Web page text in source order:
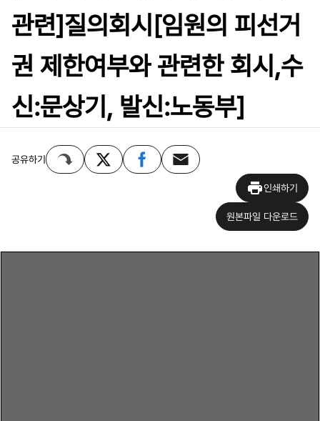
관련]질의회시[임원의 피선거
권 제한여부와 관련한 회시,수
신:문상기, 발신:노동부]
공유하기
인쇄하기
원본파일 다운로드